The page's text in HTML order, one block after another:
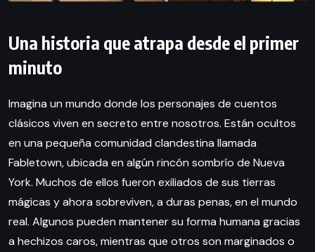
Una historia que atrapa desde el primer
minuto
Imagina un mundo donde los personajes de cuentos
clásicos viven en secreto entre nosotros. Están ocultos
en una pequeña comunidad clandestina llamada
Fabletown, ubicada en algún rincón sombrío de Nueva
York. Muchos de ellos fueron exiliados de sus tierras
mágicas y ahora sobreviven, a duras penas, en el mundo
real. Algunos pueden mantener su forma humana gracias
a hechizos caros, mientras que otros son marginados o